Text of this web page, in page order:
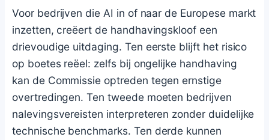
Voor bedrijven die AI in of naar de Europese markt
inzetten, creëert de handhavingskloof een
drievoudige uitdaging. Ten eerste blijft het risico
op boetes reëel: zelfs bij ongelijke handhaving
kan de Commissie optreden tegen ernstige
overtredingen. Ten tweede moeten bedrijven
nalevingsvereisten interpreteren zonder duidelijke
technische benchmarks. Ten derde kunnen